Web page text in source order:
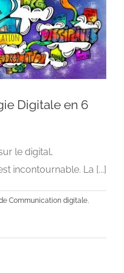
en 6 étapes
digitale Stratégie
Digitale en 6
le digital,
incontournable. La [...]
Communication digitale,